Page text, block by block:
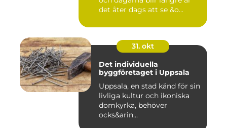
det åter dags att se &o...
31. okt
Det individuella
byggföretaget i Uppsala
Uppsala, en stad känd för sin
livliga kultur och ikoniska
domkyrka, behöver
ocks&arin...